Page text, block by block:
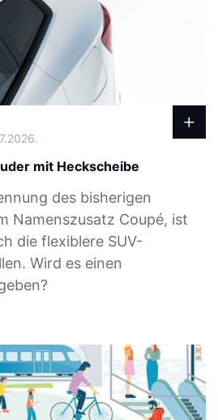
mit Heckscheibe
des bisherigen
Namenszusatz Coupé, ist
die flexiblere SUV-
Wird es einen